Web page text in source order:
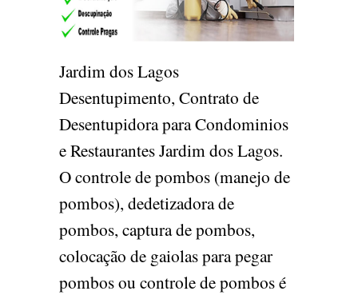
Jardim dos Lagos
Desentupimento, Contrato de
Desentupidora para Condominios
e Restaurantes Jardim dos Lagos.
O controle de pombos (manejo de
pombos), dedetizadora de
pombos, captura de pombos,
colocação de gaiolas para pegar
pombos ou controle de pombos é